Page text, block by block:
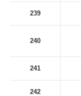
239
240
241
242